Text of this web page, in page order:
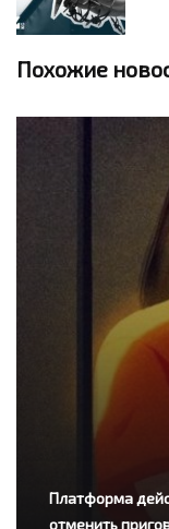
Похожие
Платформа
отменить